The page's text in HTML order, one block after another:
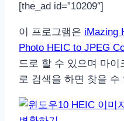
[the_ad id=”10209″]
이 프로그램은 iMazing
Photo HEIC to JPEG
드로 할 수 있으며 마이
로 검색을 하면 찾을 수